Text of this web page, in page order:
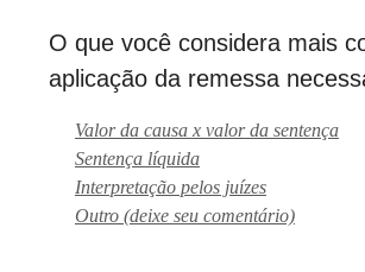
O que você considera mais
aplicação da remessa
Valor da causa x valor da sentença
Sentença líquida
Interpretação pelos juízes
Outro (deixe seu comentário)